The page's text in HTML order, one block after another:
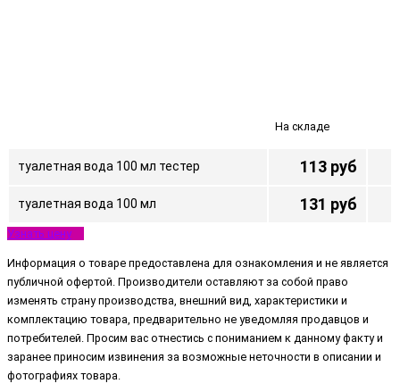
На складе
туалетная вода 100 мл тестер 113 руб
туалетная вода 100 мл 131 руб
Узнать цену
Информация о товаре предоставлена для ознакомления и не является
публичной офертой. Производители оставляют за собой право
изменять страну производства, внешний вид, характеристики и
комплектацию товара, предварительно не уведомляя продавцов и
потребителей. Просим вас отнестись с пониманием к данному факту и
заранее приносим извинения за возможные неточности в описании и
фотографиях товара.